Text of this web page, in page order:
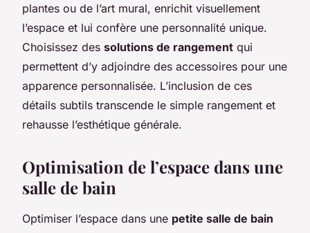
plantes ou de l’art mural, enrichit visuellement
l’espace et lui confère une personnalité unique.
Choisissez des solutions de rangement qui
permettent d’y adjoindre des accessoires pour une
apparence personnalisée. L’inclusion de ces
détails subtils transcende le simple rangement et
rehausse l’esthétique générale.
Optimisation de l’espace dans une
salle de bain
Optimiser l’espace dans une petite salle de bain